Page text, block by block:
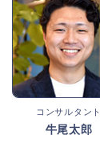
コンサルタント
牛尾太郎